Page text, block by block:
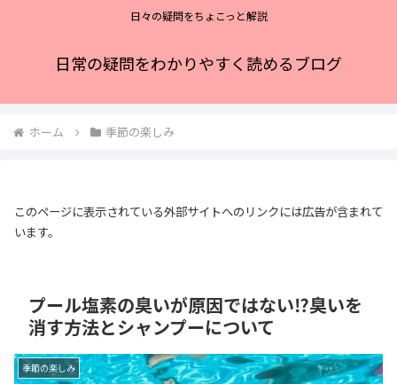
日々の疑問をちょこっと解説
日常の疑問をわかりやすく読めるブログ
ホーム 季節の楽しみ
このページに表示されている外部サイトへのリンクには広告が含まれて
います。
プール塩素の臭いが原因ではない⁉臭いを
消す方法とシャンプーについて
季節の楽しみ